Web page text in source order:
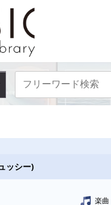
ッシー)
楽曲